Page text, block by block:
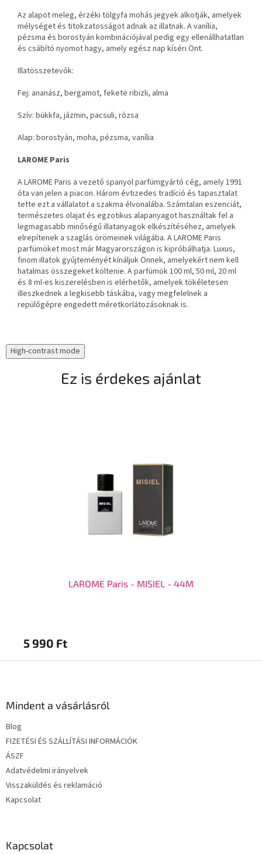
Az alapot meleg, érzéki tölgyfa mohás jegyek alkotják, amelyek
mélységet és titokzatosságot adnak az illatnak. A vanília,
pézsma és borostyán kombinációjával pedig egy ellenállhatatlan
és csábító nyomot hagy, amely egész nap kíséri Önt.
Illatösszetevők:
Fej: ananász, bergamot, fekete ribizli, alma
Szív: bükkfa, jázmin, pacsuli, rózsa
Alap: borostyán, moha, pézsma, vanília
LAROME Paris
A LAROME Paris a vezető spanyol parfümgyártó cég, amely 1991
óta van jelen a piacon. Három évtizedes tradíció és tapasztalat
tette ezt a vállalatot a szakma élvonalába. Számtalan eszenciát,
természetes olajat és egzotikus alapanyagot használtak fel a
legmagasabb minőségű illatanyagok elkészítéséhez, amelyek
elrepítenek a szaglás örömeinek világába. A LAROME Paris
parfümöket most már Magyarországon is kipróbálhatja. Luxus,
finom illatok gyűjteményét kínáljuk Önnek, amelyekért nem kell
hatalmas összegeket költenie. A parfümök 100 ml, 50 ml, 20 ml
és 8 ml-es kiszerelésben is elérhetők, amelyek tökéletesen
illeszkednek a legkisebb táskába, vagy megfelelnek a
repülőgépre engedett méretkorlátozásoknak is.
High-contrast mode
Ez is érdekes ajánlat
LAROME Paris - MISIEL - 44M
5 990 Ft
Mindent a vásárlásról
Blog
FIZETÉSI ÉS SZÁLLÍTÁSI INFORMÁCIÓK
ÁSZF
Adatvédelmi irányelvek
Visszaküldés és reklamáció
Kapcsolat
Kapcsolat